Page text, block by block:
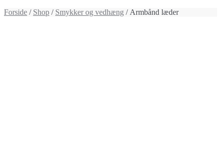
Forside / Shop / Smykker og vedhæng / Armbånd læder